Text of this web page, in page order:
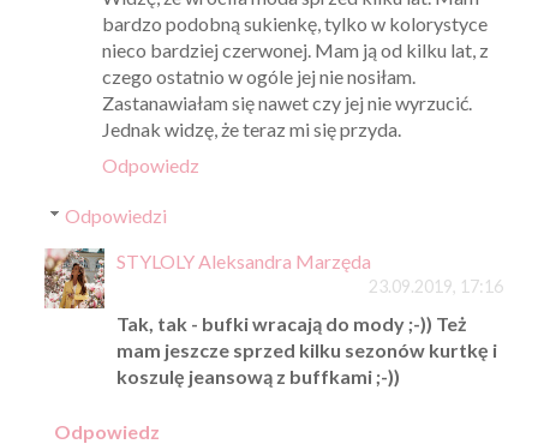
bardzo podobną sukienkę, tylko w kolorystyce
nieco bardziej czerwonej. Mam ją od kilku lat, z
czego ostatnio w ogóle jej nie nosiłam.
Zastanawiałam się nawet czy jej nie wyrzucić.
Jednak widzę, że teraz mi się przyda.
Odpowiedz
Odpowiedzi
STYLOLY Aleksandra Marzęda
23.09.2019, 17:16
Tak, tak - bufki wracają do mody ;-)) Też
mam jeszcze sprzed kilku sezonów kurtkę i
koszulę jeansową z buffkami ;-))
Odpowiedz